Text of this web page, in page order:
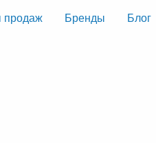
продаж Бренды Блог